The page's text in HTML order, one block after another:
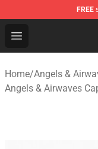
FREE
Open menu
Angels &
Home/Angels &
Angels & Airwaves